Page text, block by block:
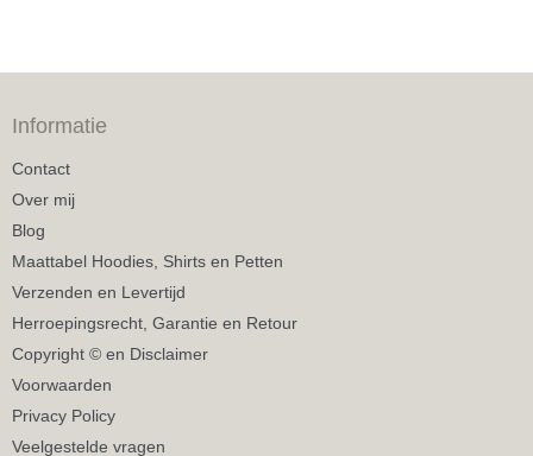
Informatie
Contact
Over mij
Blog
Maattabel Hoodies, Shirts en Petten
Verzenden en Levertijd
Herroepingsrecht, Garantie en Retour
Copyright © en Disclaimer
Voorwaarden
Privacy Policy
Veelgestelde vragen